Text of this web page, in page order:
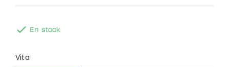
 En stock
Vita